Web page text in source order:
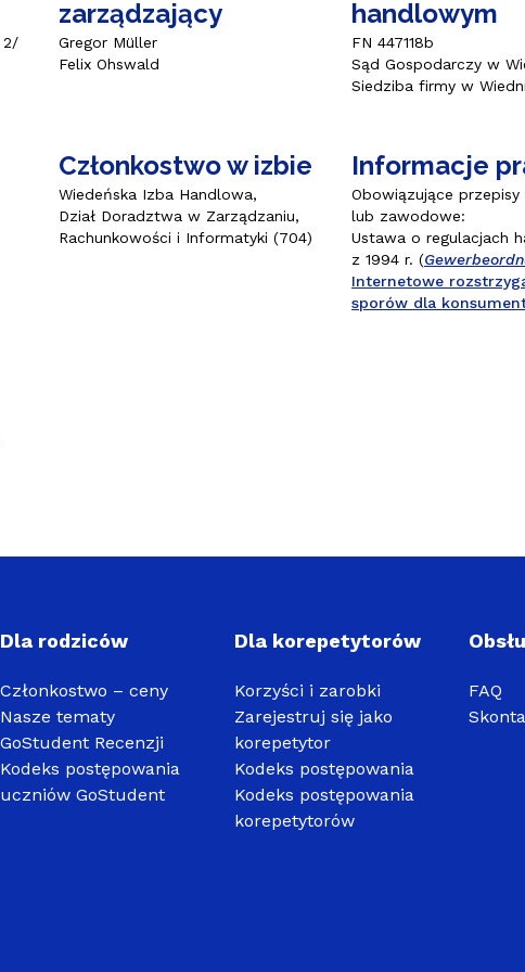
2/
zarządzający
Gregor Müller
Felix Ohswald
handlowym
FN 447118b
Sąd Gospodarczy w
Siedziba firmy w
Członkostwo w izbie
Wiedeńska Izba Handlowa,
Dział Doradztwa w Zarządzaniu,
Rachunkowości i Informatyki (704)
Informacje
Obowiązujące przepisy
lub zawodowe:
Ustawa o regulacjach
z 1994 r. (
Internetowe
sporów dla
Dla rodziców
Członkostwo – ceny
Nasze tematy
GoStudent Recenzji
Kodeks postępowania
uczniów GoStudent
Dla korepetytorów
Korzyści i zarobki
Zarejestruj się jako
korepetytor
Kodeks postępowania
Kodeks postępowania
korepetytorów
FAQ